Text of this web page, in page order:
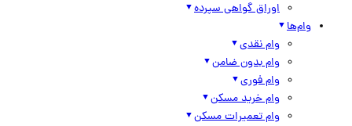
اوراق گواهی سپرده
وام‌ها
وام نقدی
وام بدون ضامن
وام فوری
وام خرید مسکن
وام تعمیرات مسکن